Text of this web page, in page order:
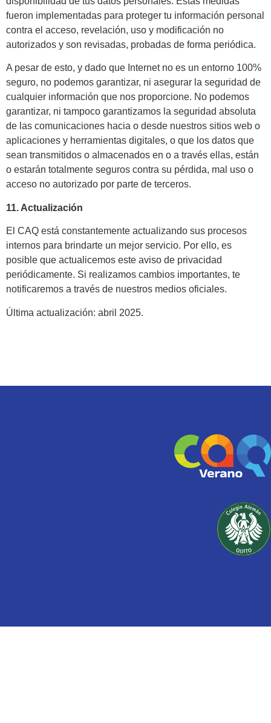
fueron implementadas para proteger tu información personal
contra el acceso, revelación, uso y modificación no
autorizados y son revisadas, probadas de forma periódica.
A pesar de esto, y dado que Internet no es un entorno 100%
seguro, no podemos garantizar, ni asegurar la seguridad de
cualquier información que nos proporcione. No podemos
garantizar, ni tampoco garantizamos la seguridad absoluta
de las comunicaciones hacia o desde nuestros sitios web o
aplicaciones y herramientas digitales, o que los datos que
sean transmitidos o almacenados en o a través ellas, están
o estarán totalmente seguros contra su pérdida, mal uso o
acceso no autorizado por parte de terceros.
11. Actualización
El CAQ está constantemente actualizando sus procesos
internos para brindarte un mejor servicio. Por ello, es
posible que actualicemos este aviso de privacidad
periódicamente. Si realizamos cambios importantes, te
notificaremos a través de nuestros medios oficiales.
Última actualización: abril 2025.